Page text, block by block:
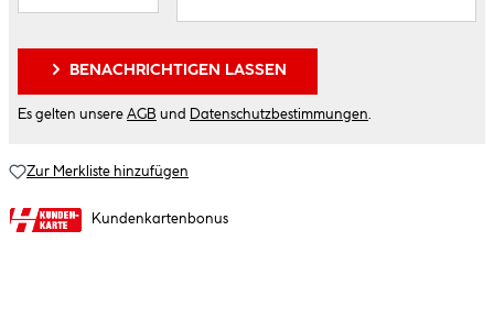
BENACHRICHTIGEN LASSEN
Es gelten unsere AGB und Datenschutzbestimmungen
Zur Merkliste hinzufügen
Kundenkartenbonus